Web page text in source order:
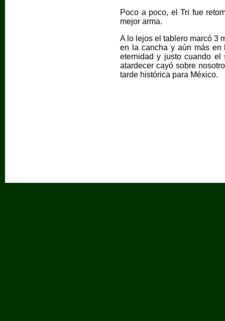
Poco a poco, el Tri fue
mejor arma.
A lo lejos el tablero marcó 3
en la cancha y aún más en
eternidad y justo cuando
atardecer cayó sobre
tarde histórica para México.